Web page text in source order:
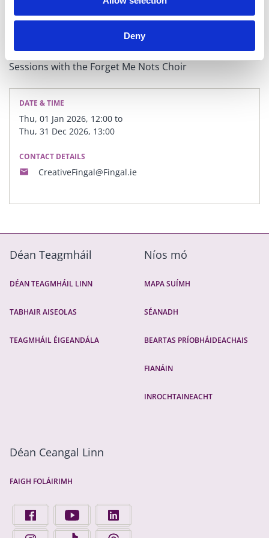
Deny
DATE & TIME
Thu, 01 Jan 2026, 12:00 to
Thu, 31 Dec 2026, 13:00
CONTACT DETAILS
CreativeFingal@Fingal.ie
Déan Teagmháil
DÉAN TEAGMHÁIL LINN
TABHAIR AISEOLAS
TEAGMHÁIL ÉIGEANDÁLA
Níos mó
MAPA SUÍMH
SÉANADH
BEARTAS PRÍOBHÁIDEACHAIS
FIANÁIN
INROCHTAINEACHT
Déan Ceangal Linn
FAIGH FOLÁIRIMH
FIND US ON FACEBOOK - OPENS IN A NEW TAB
FINGAL COUNTY COUNCIL ON YOUTUBE -
FINGAL COUNTY COUNCIL ON